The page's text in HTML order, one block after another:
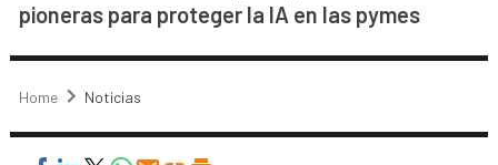
pioneras para proteger la IA en las pymes
Home Noticias